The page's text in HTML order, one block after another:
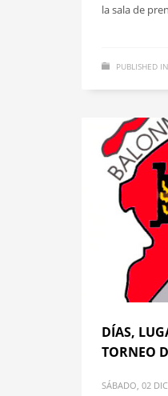
la sala de
PUBLISHED IN
DÍAS,
TORNEO
SÁBADO, 02